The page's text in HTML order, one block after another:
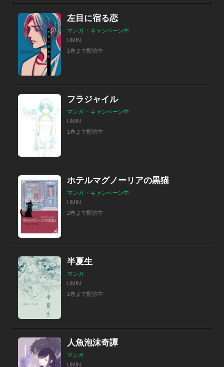
左目に宿る恋
マンガ ・キャンペーン中
UMIN
1巻まで配信中
フラジャイル
マンガ ・キャンペーン中
UMIN
1巻まで配信中
ホテルマグノーリアの黒猫
マンガ ・キャンペーン中
UMIN
2巻まで配信中
半夏生
マンガ
UMIN
1巻まで配信中
人魚泡沫奇譚
マンガ
UMIN